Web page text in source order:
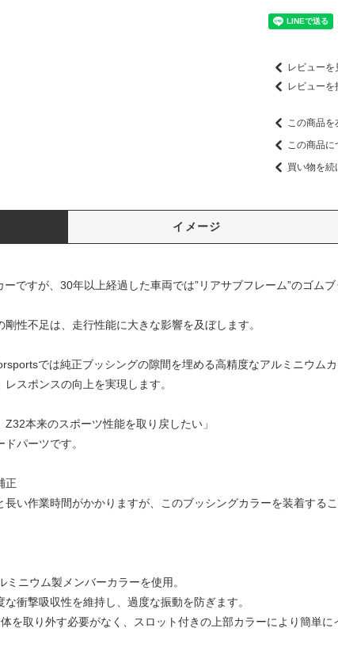
レビューを
レビューを
この商品を
この商品に
買い物を続
イメージ
ですが、30年以上経過した車両では”リアサブフレーム”のゴム
性不足は、走行性能に大きな影響を及ぼします。
では純正ブッシングの隙間を埋める高精度なアルミニウムカ
スポンスの向上を実現します。
本来のスポーツ性能を取り戻したい」
パーツです。
正
い作業時間がかかりますが、このブッシングカラーを装着する
ニウム製メンバーカラーを使用。
衝撃吸収性を維持し、過度な振動を防ぎます。
を取り外す必要がなく、スロット付きの上部カラーにより簡単に